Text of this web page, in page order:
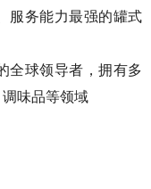
服务能力最强的罐式
全球领导者，拥有多
味品等领域